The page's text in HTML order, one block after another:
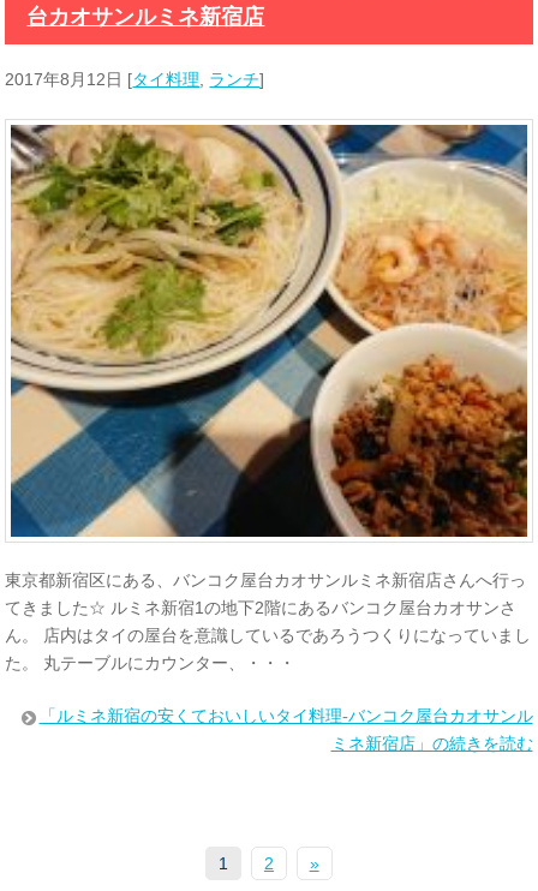
台カオサンルミネ新宿店
2017年8月12日 [タイ料理 ランチ]
東京都新宿区にある、バンコク屋台カオサンルミネ新宿店さんへ行っ
てきました☆ ルミネ新宿1の地下2階にあるバンコク屋台カオサンさ
ん。 店内はタイの屋台を意識しているであろうつくりになっていまし
た。 丸テーブルにカウンター、・・・
「ルミネ新宿の安くておいしいタイ料理-バンコク屋台カオサンル
ミネ新宿店」の続きを読む
1 2 »